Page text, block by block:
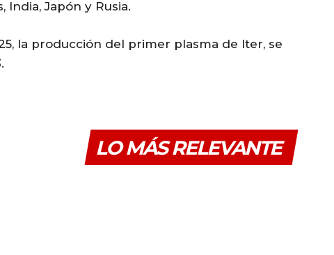
India, Japón y Rusia.
la producción del primer plasma de Iter, se
LO MÁS RELEVANTE